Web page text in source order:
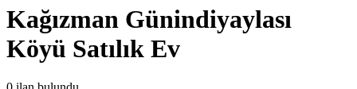
Kağızman Günindiyaylası
Köyü Satılık Ev